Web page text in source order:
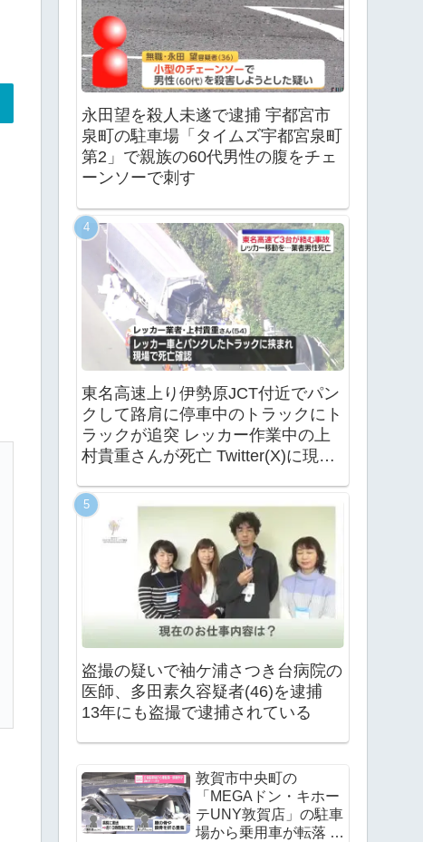
永田望を殺人未遂で逮捕 宇都宮市
泉町の駐車場「タイムズ宇都宮泉町
第2」で親族の60代男性の腹をチェ
ーンソーで刺す
東名高速上り伊勢原JCT付近でパン
クして路肩に停車中のトラックにト
ラックが追突 レッカー作業中の上
村貴重さんが死亡 Twitter(X)に現地
盗撮の疑いで袖ケ浦さつき台病院の
医師、多田素久容疑者(46)を逮捕
13年にも盗撮で逮捕されている
敦賀市中央町の
「MEGAドン・キホー
テUNY敦賀店」の駐車
場から乗用車が転落 運